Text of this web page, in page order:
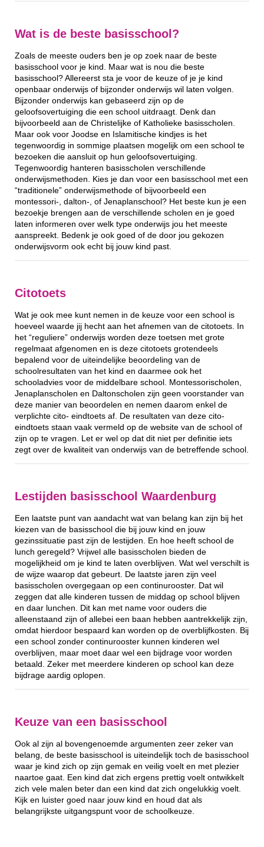
Wat is de beste basisschool?
Zoals de meeste ouders ben je op zoek naar de beste
basisschool voor je kind. Maar wat is nou die beste
basisschool? Allereerst sta je voor de keuze of je je kind
openbaar onderwijs of bijzonder onderwijs wil laten volgen.
Bijzonder onderwijs kan gebaseerd zijn op de
geloofsovertuiging die een school uitdraagt. Denk dan
bijvoorbeeld aan de Christelijke of Katholieke basisscholen.
Maar ook voor Joodse en Islamitische kindjes is het
tegenwoordig in sommige plaatsen mogelijk om een school te
bezoeken die aansluit op hun geloofsovertuiging.
Tegenwoordig hanteren basisscholen verschillende
onderwijsmethoden. Kies je dan voor een basisschool met een
“traditionele” onderwijsmethode of bijvoorbeeld een
montessori-, dalton-, of Jenaplanschool? Het beste kun je een
bezoekje brengen aan de verschillende scholen en je goed
laten informeren over welk type onderwijs jou het meeste
aanspreekt. Bedenk je ook goed of de door jou gekozen
onderwijsvorm ook echt bij jouw kind past.
Citotoets
Wat je ook mee kunt nemen in de keuze voor een school is
hoeveel waarde jij hecht aan het afnemen van de citotoets. In
het “reguliere” onderwijs worden deze toetsen met grote
regelmaat afgenomen en is deze citotoets grotendeels
bepalend voor de uiteindelijke beoordeling van de
schoolresultaten van het kind en daarmee ook het
schooladvies voor de middelbare school. Montessorischolen,
Jenaplanscholen en Daltonscholen zijn geen voorstander van
deze manier van beoordelen en nemen daarom enkel de
verplichte cito- eindtoets af. De resultaten van deze cito-
eindtoets staan vaak vermeld op de website van de school of
zijn op te vragen. Let er wel op dat dit niet per definitie iets
zegt over de kwaliteit van onderwijs van de betreffende school.
Lestijden basisschool Waardenburg
Een laatste punt van aandacht wat van belang kan zijn bij het
kiezen van de basisschool die bij jouw kind en jouw
gezinssituatie past zijn de lestijden. En hoe heeft school de
lunch geregeld? Vrijwel alle basisscholen bieden de
mogelijkheid om je kind te laten overblijven. Wat wel verschilt is
de wijze waarop dat gebeurt. De laatste jaren zijn veel
basisscholen overgegaan op een continurooster. Dat wil
zeggen dat alle kinderen tussen de middag op school blijven
en daar lunchen. Dit kan met name voor ouders die
alleenstaand zijn of allebei een baan hebben aantrekkelijk zijn,
omdat hierdoor bespaard kan worden op de overblijfkosten. Bij
een school zonder continurooster kunnen kinderen wel
overblijven, maar moet daar wel een bijdrage voor worden
betaald. Zeker met meerdere kinderen op school kan deze
bijdrage aardig oplopen.
Keuze van een basisschool
Ook al zijn al bovengenoemde argumenten zeer zeker van
belang, de beste basisschool is uiteindelijk toch de basisschool
waar je kind zich op zijn gemak en veilig voelt en met plezier
naartoe gaat. Een kind dat zich ergens prettig voelt ontwikkelt
zich vele malen beter dan een kind dat zich ongelukkig voelt.
Kijk en luister goed naar jouw kind en houd dat als
belangrijkste uitgangspunt voor de schoolkeuze.